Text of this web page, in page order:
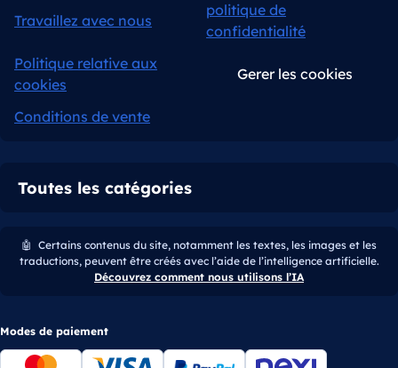
Travaillez avec nous
politique de
confidentialité
Politique relative aux
cookies
Gerer les cookies
Conditions de vente
Toutes les catégories
🤖 Certains contenus du site, notamment les textes, les images et les
traductions, peuvent être créés avec l’aide de l’intelligence artificielle.
Découvrez comment nous utilisons l’IA
Modes de paiement